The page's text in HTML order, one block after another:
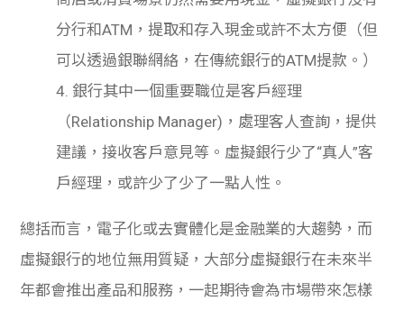
分行和ATM，提取和存入現金或許不太方便（但
可以透過銀聯網絡，在傳統銀行的ATM提款。）
4. 銀行其中一個重要職位是客戶經理
（Relationship Manager)，處理客人查詢，提供
建議，接收客戶意見等。虛擬銀行少了“真人”客
戶經理，或許少了少了一點人性。
總括而言，電子化或去實體化是金融業的大趨勢，而
虛擬銀行的地位無用質疑，大部分虛擬銀行在未來半
年都會推出產品和服務，一起期待會為市場帶來怎樣